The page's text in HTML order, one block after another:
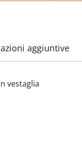
aggiuntive
vestaglia